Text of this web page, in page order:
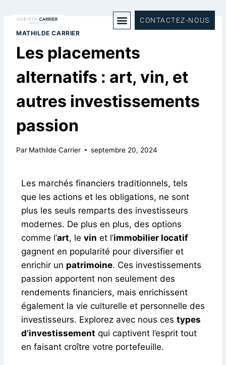
CONTACTEZ-NOUS
MATHILDE CARRIER
Les placements
alternatifs : art, vin, et
autres investissements
passion
Par Mathilde Carrier septembre 20, 2024
Les marchés financiers traditionnels, tels
que les actions et les obligations, ne sont
plus les seuls remparts des investisseurs
modernes. De plus en plus, des options
comme l’art, le vin et l’immobilier locatif
gagnent en popularité pour diversifier et
enrichir un patrimoine. Ces investissements
passion apportent non seulement des
rendements financiers, mais enrichissent
également la vie culturelle et personnelle des
investisseurs. Explorez avec nous ces types
d’investissement qui captivent l’esprit tout
en faisant croître votre portefeuille.